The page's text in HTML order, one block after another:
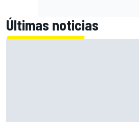
Últimas noticias